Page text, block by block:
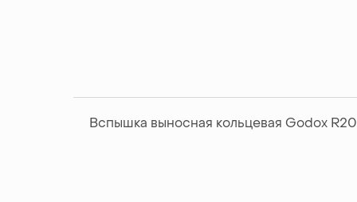
Вспышка выносная кольцевая Godox